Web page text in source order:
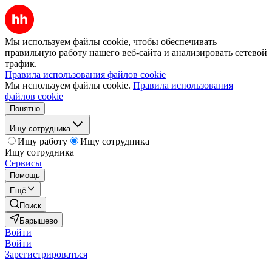
Мы используем файлы cookie, чтобы обеспечивать
правильную работу нашего веб-сайта и анализировать сетевой
трафик.
Правила использования файлов cookie
Мы используем файлы cookie. Правила использования
файлов cookie
Понятно
Ищу сотрудника
Ищу работу
Ищу сотрудника
Ищу сотрудника
Сервисы
Помощь
Ещё
Поиск
Барышево
Войти
Войти
Зарегистрироваться